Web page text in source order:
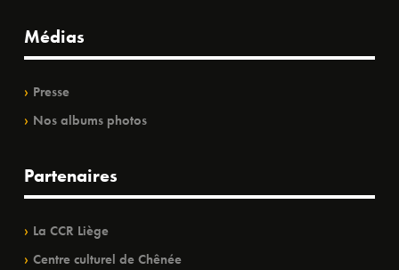
Médias
Presse
Nos albums photos
Partenaires
La CCR Liège
Centre culturel de Chênée